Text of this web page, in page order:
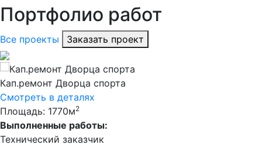
Портфолио работ
Все проекты Заказать проект
Кап.ремонт Дворца спорта
Смотреть в деталях
Площадь: 1770м2
Выполненные работы:
Технический заказчик